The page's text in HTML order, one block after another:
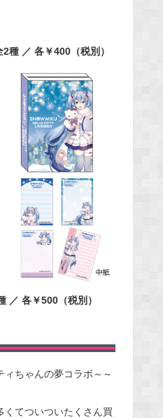
／ 各￥400（税別）
各￥500（税別）
ィちゃんの夢コラボ～～
くてついついたくさん買